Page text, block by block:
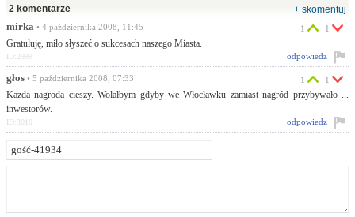
2 komentarze
+ skomentuj
mirka • 4 października 2008, 11:45
Gratuluję, miło słyszeć o sukcesach naszego Miasta.
1 1
odpowiedz
ID:2999
głos • 5 października 2008, 07:33
Kazda nagroda cieszy. Wolałbym gdyby we Włocławku zamiast nagród przybywało ...
inwestorów.
1 1
odpowiedz
ID:3010